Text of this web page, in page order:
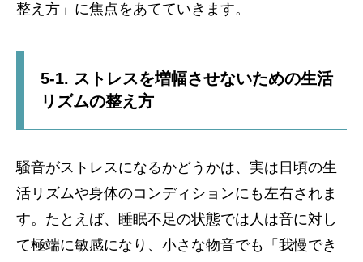
整え方」に焦点をあてていきます。
5-1. ストレスを増幅させないための生活
リズムの整え方
騒音がストレスになるかどうかは、実は日頃の生
活リズムや身体のコンディションにも左右されま
す。たとえば、睡眠不足の状態では人は音に対し
て極端に敏感になり、小さな物音でも「我慢でき